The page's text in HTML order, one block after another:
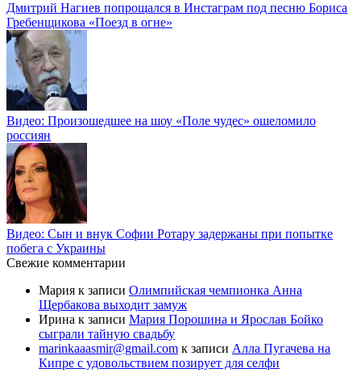
Дмитрий Нагиев попрощался в Инстаграм под песню Бориса
Гребенщикова «Поезд в огне»
Видео: Произошедшее на шоу «Поле чудес» ошеломило
россиян
Видео: Сын и внук Софии Ротару задержаны при попытке
побега с Украины
Свежие комментарии
Мария к записи Олимпийская чемпионка Анна
Щербакова выходит замуж
Ирина к записи Мария Порошина и Ярослав Бойко
сыграли тайную свадьбу
marinkaaasmir@gmail.com к записи Алла Пугачева на
Кипре с удовольствием позирует для селфи